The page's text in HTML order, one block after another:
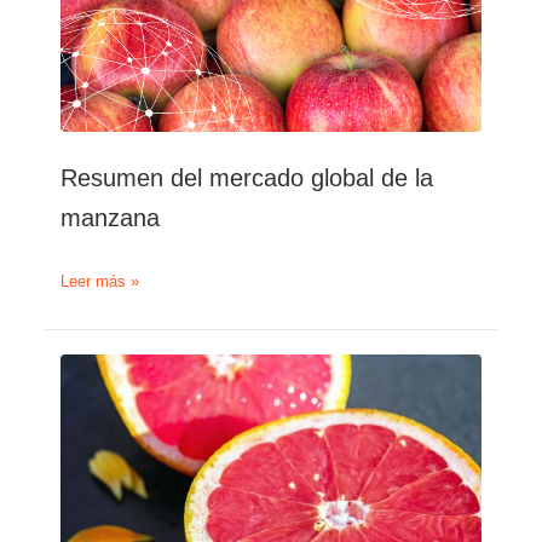
Resumen del mercado global de la
manzana
Resumen
mercado
global
manzana
Leer más »